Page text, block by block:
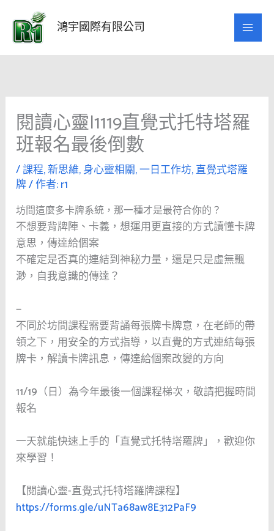
要
鴻宇國際有限公司
閱讀心靈|1119直覺式托特塔羅
班報名最後倒數
/課程,新思維,身心靈相關,一日工作坊,直覺式塔羅
牌/ 作者:r1
坊間這麼多卡牌系統，那一種才是最符合你的？
不想要背牌陣、卡義，想運用更直接的方式讀懂卡牌
意思，傳達給個案
不確定是否真的連結到神秘力量，還是只是虛無飄
渺，自我意識的傳達？
—
不同於坊間課程需要背誦每張牌卡牌意，在老師的帶
領之下，用安全的方式指導，以直覺的方式連結每張
牌卡，解讀卡牌訊息，傳達給個案改變的方向
11/19（日）為今年最後一個課程梯次，敬請把握時間
報名
一天就能快速上手的「直覺式托特塔羅牌」，歡迎你
來學習！
【閱讀心靈-直覺式托特塔羅牌課程】
https://forms.gle/uNTa68aw8E312PaF9